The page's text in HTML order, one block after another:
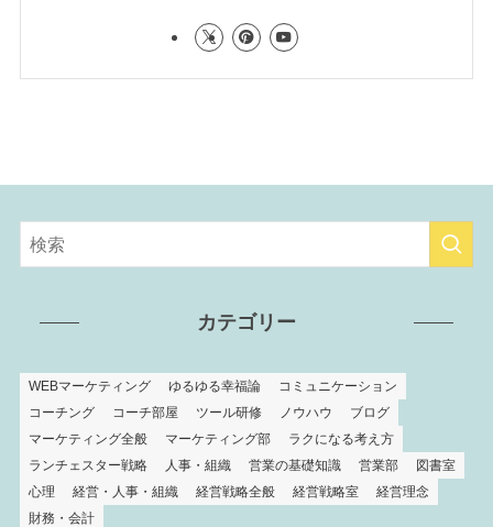
カテゴリー
WEBマーケティング ゆるゆる幸福論
コミュニケーション
コーチング
コーチ部屋 ツール研修 ノウハウ
ブログ
マーケティング全般
マーケティング部
ラクになる考え方
ランチェスター戦略
人事・組織 営業の基礎知識 営業部
図書室
心理
経営・人事・組織 経営戦略全般 経営戦略室
経営理念
財務・会計